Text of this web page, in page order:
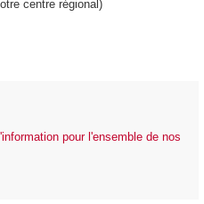
centre régional)
pour l'ensemble de nos